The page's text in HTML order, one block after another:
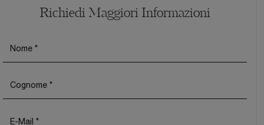
Richiedi Maggiori Informazioni